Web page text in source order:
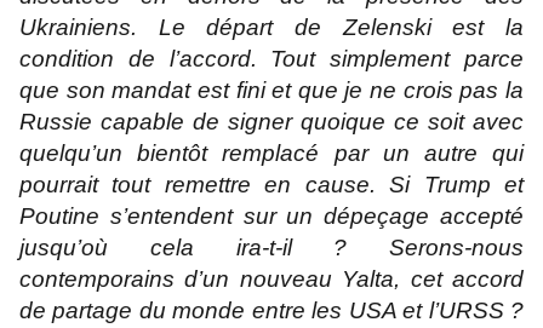
Ukrainiens. Le départ de Zelenski est la
condition de l’accord. Tout simplement parce
que son mandat est fini et que je ne crois pas la
Russie capable de signer quoique ce soit avec
quelqu’un bientôt remplacé par un autre qui
pourrait tout remettre en cause. Si Trump et
Poutine s’entendent sur un dépeçage accepté
jusqu’où cela ira-t-il ? Serons-nous
contemporains d’un nouveau Yalta, cet accord
de partage du monde entre les USA et l’URSS ?